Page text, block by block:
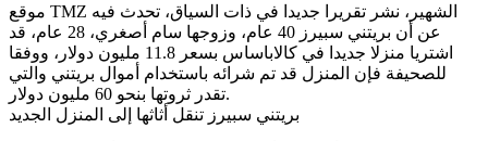
موقع TMZ الشهير، نشر تقريرا جديدا في ذات السياق، تحدث فيه
عن أن بريتني سبيرز 40 عام، وزوجها سام أصغري، 28 عام، قد
اشتريا منزلا جديدا في كالاباساس بسعر 11.8 مليون دولار، ووفقا
للصحيفة فإن المنزل قد تم شرائه باستخدام أموال بريتني والتي
تقدر ثروتها بنحو 60 مليون دولار.
بريتني سبيرز تنقل أثاثها إلى المنزل الجديد